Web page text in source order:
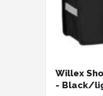
Willex
- Black/